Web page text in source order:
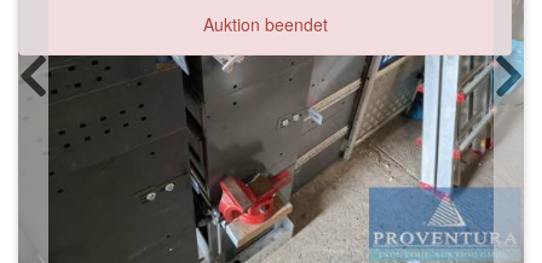
Auktion beendet